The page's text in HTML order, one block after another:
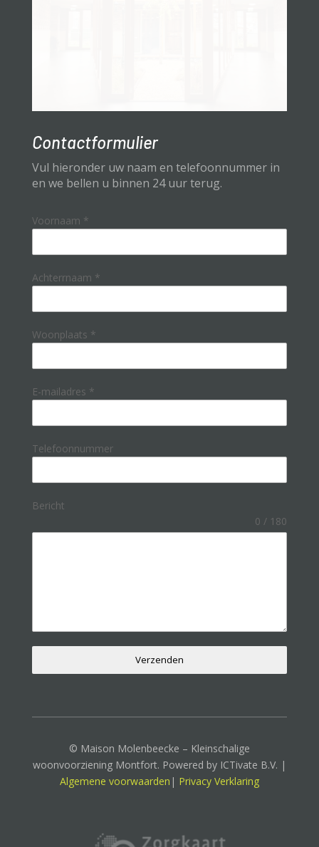
Contactformulier
Vul hieronder uw naam en telefoonnummer in
en we bellen u binnen 24 uur terug.
Voornaam *
Achterrnaam *
Woonplaats *
E-mailadres *
Telefoonnummer
Bericht
0 / 180
Verzenden
© Maison Molenbeecke – Kleinschalige
woonvoorziening Montfort. Powered by ICTivate B.V. |
Algemene voorwaarden | Privacy Verklaring